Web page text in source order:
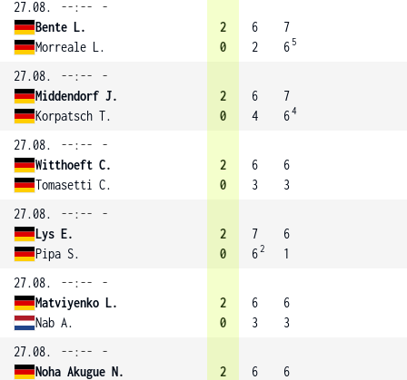
27.08. --:--
-
Bente L.
Morreale L.
2
0
6
2
7
6 5
27.08. --:--
-
Middendorf J.
Korpatsch T.
2
0
6
4
7
64
27.08. --:--
-
Witthoeft C.
Tomasetti C.
2
0
6
3
6
3
27.08.
--:--
-
Lys E.
Pipa S.
2
0
7
62
6
1
27.08.
--:--
-
Matviyenko L.
Nab A.
2
0
6
3
6
3
27.08.
--:--
-
Noha Akugue N.
2
6
6